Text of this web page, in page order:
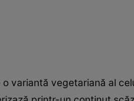
variantă vegetariană al